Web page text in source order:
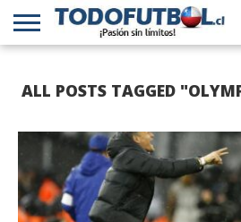
B
CHILENA
EN EL
MUNDO
INTERNACIONAL
ALL POSTS TAGGED